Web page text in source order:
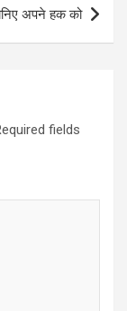
अपने हक को
fields